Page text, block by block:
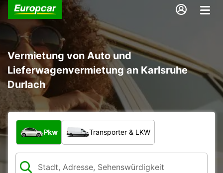
Vermietung von Auto und
Lieferwagenvermietung an Karlsruhe
Durlach
Welche Art von Fahrzeug?
Pkw Transporter & LKW